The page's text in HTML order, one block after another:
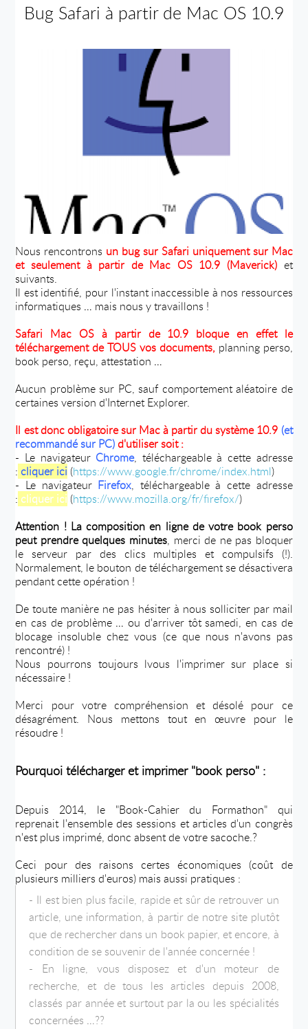
Bug Safari à partir de Mac OS 10.9
Nous rencontrons un bug sur Safari uniquement sur Mac
et seulement à partir de Mac OS 10.9 (Maverick) et
suivants.
Il est identifié, pour l'instant inaccessible à nos ressources
informatiques … mais nous y travaillons !
Safari Mac OS à partir de 10.9 bloque en effet le
téléchargement de TOUS vos documents, planning perso,
book perso, reçu, attestation …
Aucun problème sur PC, sauf comportement aléatoire de
certaines version d'Internet Explorer.
Il est donc obligatoire sur Mac à partir du système 10.9 (et
recommandé sur PC)d'utiliser soit :
- Le navigateur Chrome, téléchargeable à cette adresse
: cliquer ici (https://www.google.fr/chrome/index.html)
- Le navigateur Firefox, téléchargeable à cette adresse
: cliquer ici (https://www.mozilla.org/fr/firefox/)
Attention ! La composition en ligne de votre book perso
peut prendre quelques minutes, merci de ne pas bloquer
le serveur par des clics multiples et compulsifs (!).
Normalement, le bouton de téléchargement se désactivera
pendant cette opération !
De toute manière ne pas hésiter à nous solliciter par mail
en cas de problème … ou d'arriver tôt samedi, en cas de
blocage insoluble chez vous (ce que nous n'avons pas
rencontré) !
Nous pourrons toujours lvous l'imprimer sur place si
nécessaire !
Merci pour votre compréhension et désolé pour ce
désagrément. Nous mettons tout en œuvre pour le
résoudre !
Pourquoi télécharger et imprimer "book perso" :
Depuis 2014, le "Book-Cahier du Formathon" qui
reprenait l'ensemble des sessions et articles d'un congrès
n'est plus imprimé, donc absent de votre sacoche.?
Ceci pour des raisons certes économiques (coût de
plusieurs milliers d'euros) mais aussi pratiques :
- Il est bien plus facile, rapide et sûr de retrouver un
article, une information, à partir de notre site plutôt
que de rechercher dans un book papier, et encore, à
condition de se souvenir de l'année concernée !
- En ligne, vous disposez et d'un moteur de
recherche, et de tous les articles depuis 2008,
classés par année et surtout par la ou les spécialités
concernées …??